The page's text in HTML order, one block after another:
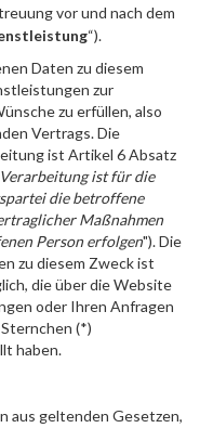
vor und nach dem
“).
Daten zu diesem
zur
zu erfüllen, also
Vertrags. Die
ist Artikel 6 Absatz
ist für die
die betroffene
Maßnahmen
Person erfolgen"). Die
zu diesem Zweck ist
die über die Website
oder Ihren Anfragen
(*)
haben.
aus geltenden Gesetzen,